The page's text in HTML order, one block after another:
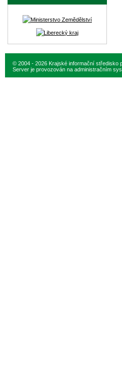
© 2004 - 2026 Krajské informační středisko
Server je provozován na administračním